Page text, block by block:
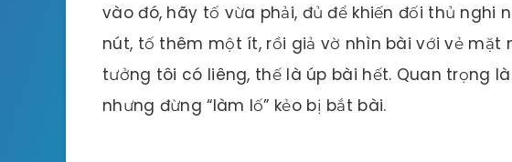
vào đó, hãy tố vừa phải, đủ để khiến đối thủ nghi
nút, tố thêm một ít, rồi giả vờ nhìn bài với vẻ mặt
tưởng tôi có liêng, thế là úp bài hết. Quan trọng
nhưng đừng “làm lố” kẻo bị bắt bài.